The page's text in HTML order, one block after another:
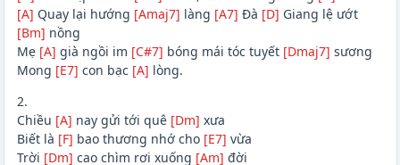
[A] Quay lại hướng [Amaj7] làng [A7] Đà [D] Giang lệ ướt
[Bm] nồng
Mẹ [A] già ngồi im [C#7] bóng mái tóc tuyết [Dmaj7] sương
Mong [E7] con bạc [A] lòng.
2.
Chiều [A] nay gửi tới quê [Dm] xưa
Biết là [F] bao thương nhớ cho [E7] vừa
Trời [Dm] cao chìm rơi xuống [Am] đời